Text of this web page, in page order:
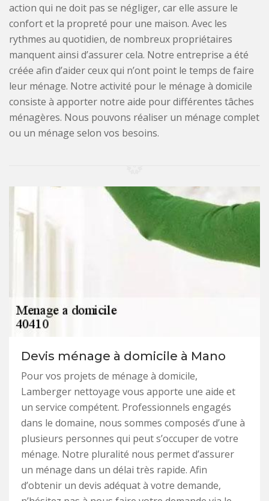
action qui ne doit pas se négliger, car elle assure le
confort et la propreté pour une maison. Avec les
rythmes au quotidien, de nombreux propriétaires
manquent ainsi d’assurer cela. Notre entreprise a été
créée afin d’aider ceux qui n’ont point le temps de faire
leur ménage. Notre activité pour le ménage à domicile
consiste à apporter notre aide pour différentes tâches
ménagères. Nous pouvons réaliser un ménage complet
ou un ménage selon vos besoins.
Devis ménage à domicile à Mano
Pour vos projets de ménage à domicile,
Lamberger nettoyage vous apporte une aide et
un service compétent. Professionnels engagés
dans le domaine, nous sommes composés d’une à
plusieurs personnes qui peut s’occuper de votre
ménage. Notre pluralité nous permet d’assurer
un ménage dans un délai très rapide. Afin
d’obtenir un devis adéquat à votre demande,